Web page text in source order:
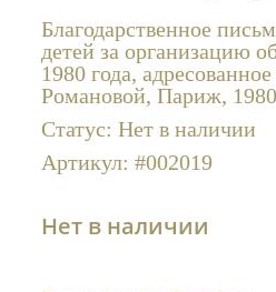
Благодарственное
детей за организацию
1980 года,
Романовой, Париж,
Статус: Нет в наличии
Артикул: #002019
Нет в наличии